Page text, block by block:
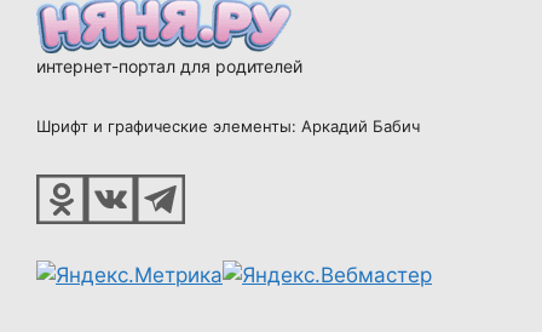
интернет-портал для родителей
Шрифт и графические элементы: Аркадий Бабич